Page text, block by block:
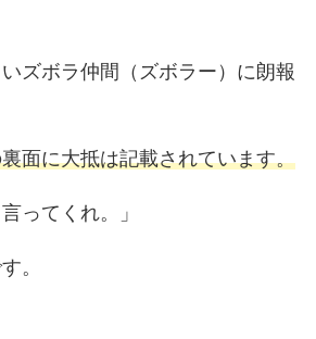
ズボラ仲間（ズボラー）に朗報
面に大抵は記載されています。
ってくれ。」
。